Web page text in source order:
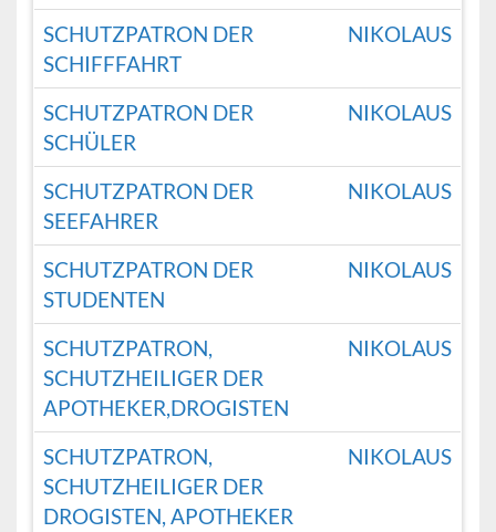
SCHUTZPATRON DER
SCHIFFFAHRT
NIKOLAUS
SCHUTZPATRON DER
SCHÜLER
NIKOLAUS
SCHUTZPATRON DER
SEEFAHRER
NIKOLAUS
SCHUTZPATRON DER
STUDENTEN
NIKOLAUS
SCHUTZPATRON,
SCHUTZHEILIGER DER
APOTHEKER,DROGISTEN
NIKOLAUS
SCHUTZPATRON,
SCHUTZHEILIGER DER
DROGISTEN, APOTHEKER
NIKOLAUS